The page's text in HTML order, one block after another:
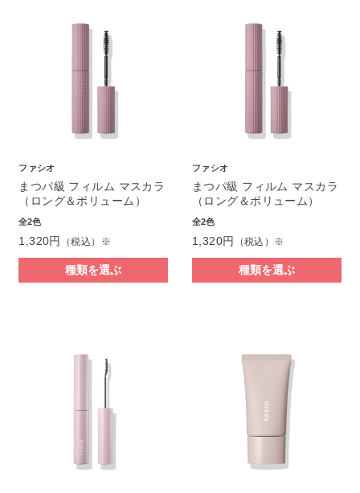
ファシオ
まつパ級 フィルム マスカラ
（ロング＆ボリューム）
全2色
1,320円 （税込）※
種類を選ぶ
ファシオ
まつパ級 フィルム マスカラ
（ロング＆ボリューム）
全2色
1,320円 （税込）※
種類を選ぶ